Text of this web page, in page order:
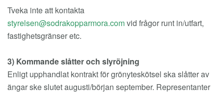
Tveka inte att kontakta
vid frågor runt in/utfart,
fastighetsgränser etc.
3) Kommande slåtter och slyröjning
Enligt upphandlat kontrakt för grönyteskötsel ska slåtter av
ängar ske slutet augusti/början september. Representanter